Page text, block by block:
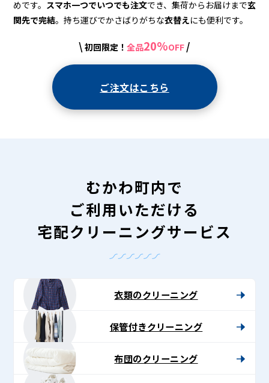
リ
めです。 スマホ一つでいつでも注文でき、集荷からお届けまで玄
関先で完結。持ち運びでかさばりがちな衣替えにも便利です。
\ 初回限定！ 全品20%OFF /
ご注文はこちら
むかわ町内で
ご利用いただける
宅配クリーニングサービス
衣類のクリーニング
保管付きクリーニング
布団のクリーニング